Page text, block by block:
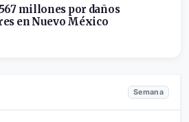
millones por daños
en Nuevo México
Semana